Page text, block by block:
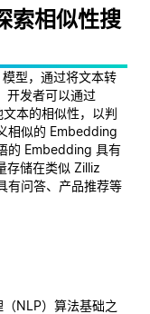
索相似性搜
型，通过将文本转
开发者可以通过
本的相似性，以判
相似的 Embedding
的 Embedding 具有
存储在类似 Zilliz
有问答、产品推荐等
NLP）算法基础之